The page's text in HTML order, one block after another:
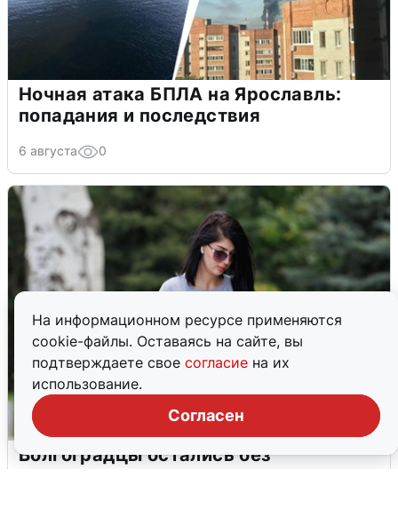
На информационном ресурсе применяются
cookie-файлы. Оставаясь на сайте, вы
подтверждаете свое согласие на их
использование.
Согласен
Ночная атака БПЛА на Ярославль:
попадания и последствия
6 августа 0
Волгоградцы остались без